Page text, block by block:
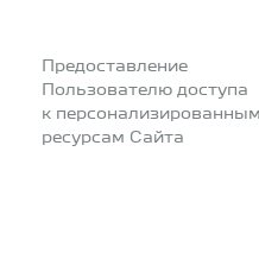
Предоставление
Пользователю доступа
к персонализированным
ресурсам Сайта